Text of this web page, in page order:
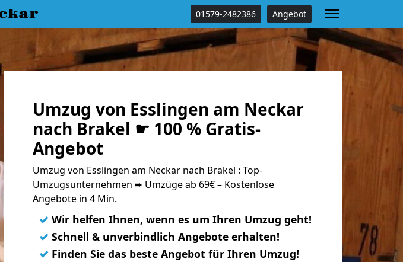
01579-2482386 Angebot
Umzug von Esslingen am Neckar
nach Brakel ☛ 100 % Gratis-
Angebot
Umzug von Esslingen am Neckar nach Brakel : Top-
Umzugsunternehmen ➨ Umzüge ab 69€ – Kostenlose
Angebote in 4 Min.
✓ Wir helfen Ihnen, wenn es um Ihren Umzug geht!
✓ Schnell & unverbindlich Angebote erhalten!
✓ Finden Sie das beste Angebot für Ihren Umzug!